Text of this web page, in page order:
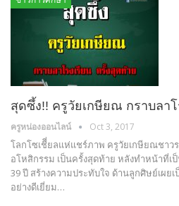
สุดซึ้ง!! ครูวัยเกษียณ กราบลา
ครูหน่องออนไลน์ Oct 3, 2017
โลกโซเชีี่ยลแห่แชร์ภาพ ครูวัยเกษียณชาว
อโหสิกรรม เป็นครั้งสุดท้าย หลังทำหน้าที่เ
39 ปี สร้างความประทับใจ ด้านลูกศิษย์เผ
อย่างดีเยี่ยม…